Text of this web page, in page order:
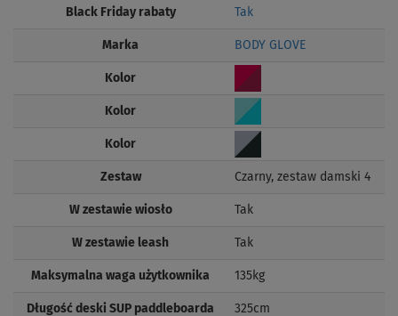
Black Friday rabaty Tak
Marka BODY GLOVE
Kolor
Kolor
Kolor
Zestaw Czarny, zestaw damski 4
W zestawie wiosło Tak
W zestawie leash Tak
Maksymalna waga użytkownika 135kg
Długość deski SUP paddleboarda 325cm